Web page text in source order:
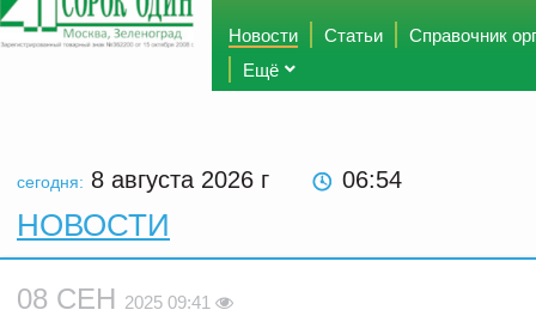
Новости Статьи
Справочник
Ещё
сегодня: 8 августа 2026 г 06:54
НОВОСТИ
08 СЕН 2025 09:41